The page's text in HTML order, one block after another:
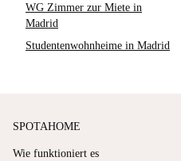
WG Zimmer zur Miete in
Madrid
Studentenwohnheime in Madrid
SPOTAHOME
Wie funktioniert es